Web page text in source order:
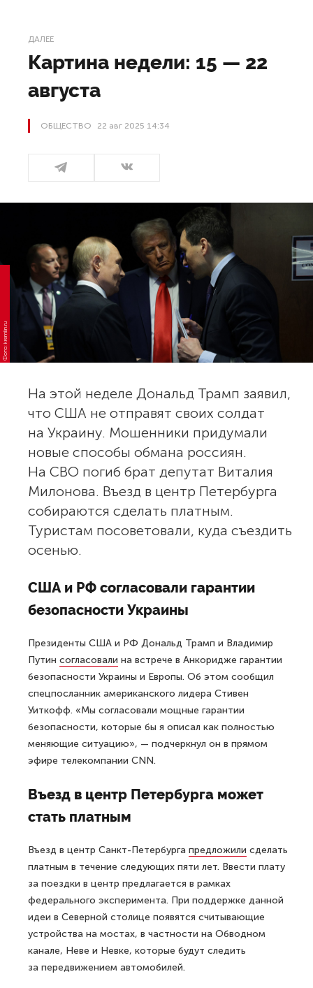
ДАЛЕЕ
Картина недели: 15 — 22
августа
ОБЩЕСТВО 22 авг 2025 14:34
Фото: kremlin.ru
На этой неделе Дональд Трамп заявил,
что США не отправят своих солдат
на Украину. Мошенники придумали
новые способы обмана россиян.
На СВО погиб брат депутат Виталия
Милонова. Въезд в центр Петербурга
собираются сделать платным.
Туристам посоветовали, куда съездить
осенью.
США и РФ согласовали гарантии
безопасности Украины
Президенты США и РФ Дональд Трамп и Владимир
Путин согласовали на встрече в Анкоридже гарантии
безопасности Украины и Европы. Об этом сообщил
спецпосланник американского лидера Стивен
Уиткофф. «Мы согласовали мощные гарантии
безопасности, которые бы я описал как полностью
меняющие ситуацию», — подчеркнул он в прямом
эфире телекомпании CNN.
Въезд в центр Петербурга может
стать платным
Въезд в центр Санкт-Петербурга предложили сделать
платным в течение следующих пяти лет. Ввести плату
за поездки в центр предлагается в рамках
федерального эксперимента. При поддержке данной
идеи в Северной столице появятся считывающие
устройства на мостах, в частности на Обводном
канале, Неве и Невке, которые будут следить
за передвижением автомобилей.